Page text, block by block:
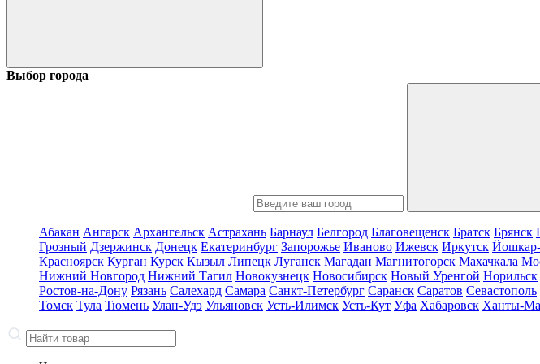
Выбор города
Абакан Ангарск Архангельск Астрахань Барнаул Белгород Благовещенск Братск Брянск
Грозный Дзержинск Донецк Екатеринбург Запорожье Иваново Ижевск Иркутск
Красноярск Курган Курск Кызыл Липецк Луганск Магадан Магнитогорск Махачкала
Нижний Новгород Нижний Тагил Новокузнецк Новосибирск Новый Уренгой Норильск
Ростов-на-Дону Рязань Салехард Самара Санкт-Петербург Саранск Саратов Севастополь
Томск Тула Тюмень Улан-Удэ Ульяновск Усть-Илимск Усть-Кут Уфа Хабаровск Ханты-